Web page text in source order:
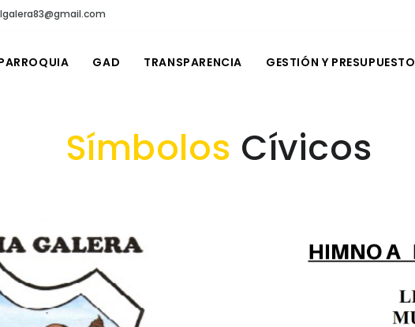
GAD TRANSPARENCIA GESTIÓN Y PRESUPUESTO
Símbolos Cívicos